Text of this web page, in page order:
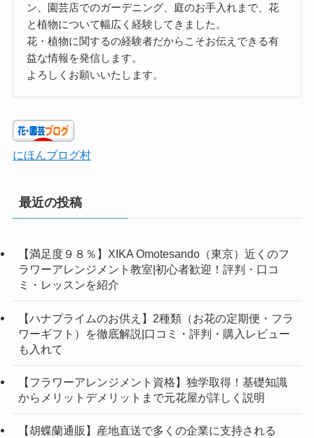
ン、園芸店でのガーデニング、庭のお手入れまで、花
と植物について幅広く経験してきました。
花・植物に関するの経験者だからこそお伝えできる有
益な情報を発信します。
よろしくお願いいたします。
にほんブログ村
最近の投稿
【満足度９８％】XIKA Omotesando（東京）近くのフ
ラワーアレンジメント教室|初心者歓迎！評判・口コ
ミ・レッスンを紹介
【ハナプライムのお供え】2種類（お花の定期便・フラ
ワーギフト）を徹底解説|口コミ・評判・購入レビュー
も入れて
【フラワーアレンジメント資格】独学取得！基礎知識
からメリットデメリットまで元花屋が詳しく説明
【胡蝶蘭通販】産地直送で多くの企業に支持される